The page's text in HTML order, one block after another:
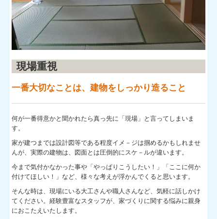
現場重視
一番大切なことは、建物をしっかり造ること
何が一番得意かと聞かれたら真っ先に「現場」と言ってしまいま
す。
家が建つまでは設計図等である程度イメ－ジは掴めるかもしれませ
んが、実際の建物は、図面とは圧倒的にスケ－ルが違います。
今まで気付かなかった事や「やっぱりこうしたい！」「ここに何か
付けてほしい！」など、様々な考えが浮かんでくると思います。
そんな時は、現場にいる大工さんや職人さんなど、気軽に話しかけ
てください。経験豊富なスタッフが、家づくりに関する悩みに親身
におこたえいたします。